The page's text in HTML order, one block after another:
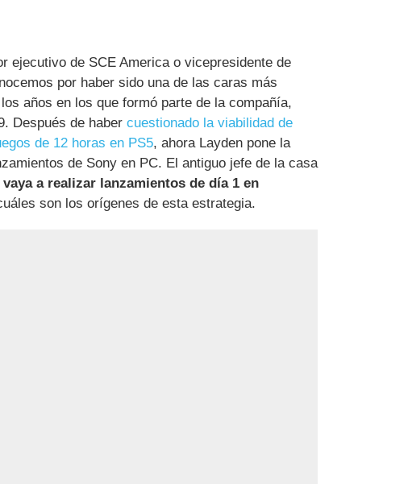
ejecutivo de SCE America o vicepresidente de
por haber sido una de las caras más
años en los que formó parte de la compañía,
Después de haber cuestionado la viabilidad de
de 12 horas en PS5, ahora Layden pone la
de Sony en PC. El antiguo jefe de la casa
a realizar lanzamientos de día 1 en
son los orígenes de esta estrategia.